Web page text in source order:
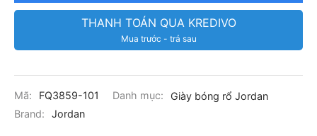
THANH TOÁN QUA KREDIVO
Mua trước - trả sau
Mã: FQ3859-101 Danh mục:
Giày bóng rổ Jordan
Brand:
Jordan